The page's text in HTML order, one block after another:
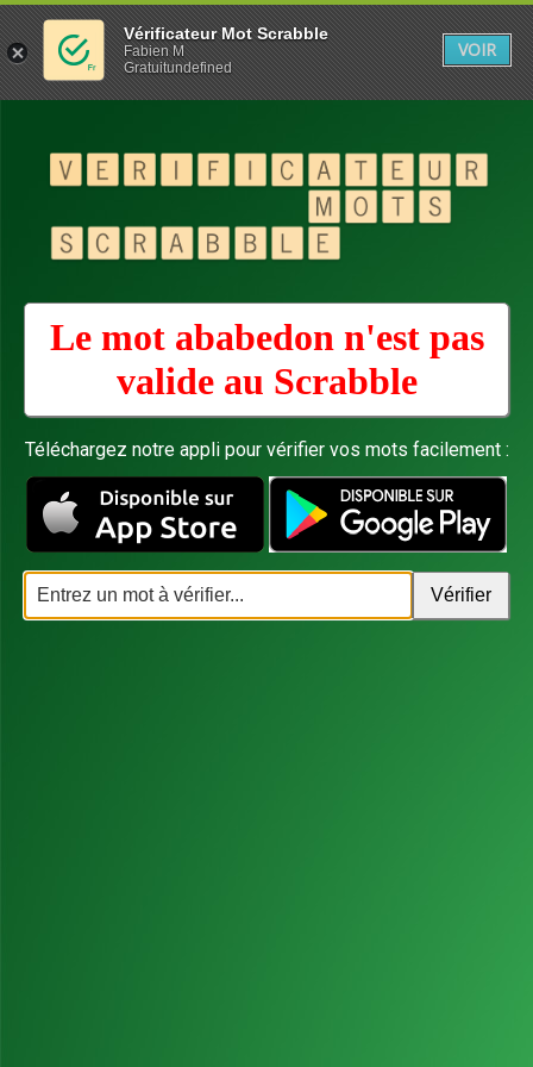
Le mot ababedon n'est pas
valide au Scrabble
Téléchargez notre appli pour vérifier vos mots facilement :
Vérificateur Mot Scrabble
Fabien M
Gratuitundefined
VOIR